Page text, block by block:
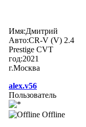
Имя:Дмитрий
Авто:CR-V (V) 2.4
Prestige CVT
год:2021
г.Москва
alex.v56
Пользователь
Offline